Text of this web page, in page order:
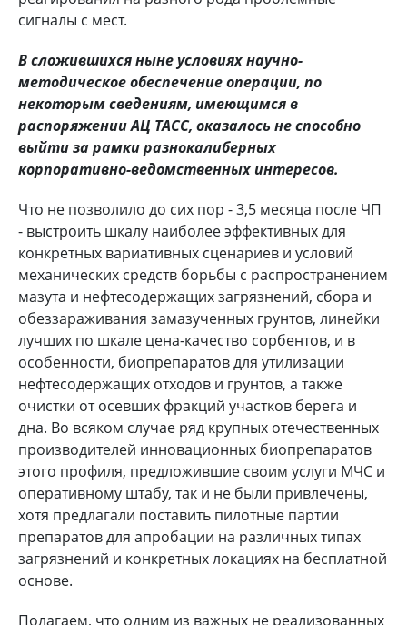
сигналы с мест.
В сложившихся ныне условиях научно-
методическое обеспечение операции, по
некоторым сведениям, имеющимся в
распоряжении АЦ ТАСС, оказалось не способно
выйти за рамки разнокалиберных
корпоративно-ведомственных интересов.
Что не позволило до сих пор - 3,5 месяца после ЧП
- выстроить шкалу наиболее эффективных для
конкретных вариативных сценариев и условий
механических средств борьбы с распространением
мазута и нефтесодержащих загрязнений, сбора и
обеззараживания замазученных грунтов, линейки
лучших по шкале цена-качество сорбентов, и в
особенности, биопрепаратов для утилизации
нефтесодержащих отходов и грунтов, а также
очистки от осевших фракций участков берега и
дна. Во всяком случае ряд крупных отечественных
производителей инновационных биопрепаратов
этого профиля, предложившие своим услуги МЧС и
оперативному штабу, так и не были привлечены,
хотя предлагали поставить пилотные партии
препаратов для апробации на различных типах
загрязнений и конкретных локациях на бесплатной
основе.
Полагаем, что одним из важных не реализованных